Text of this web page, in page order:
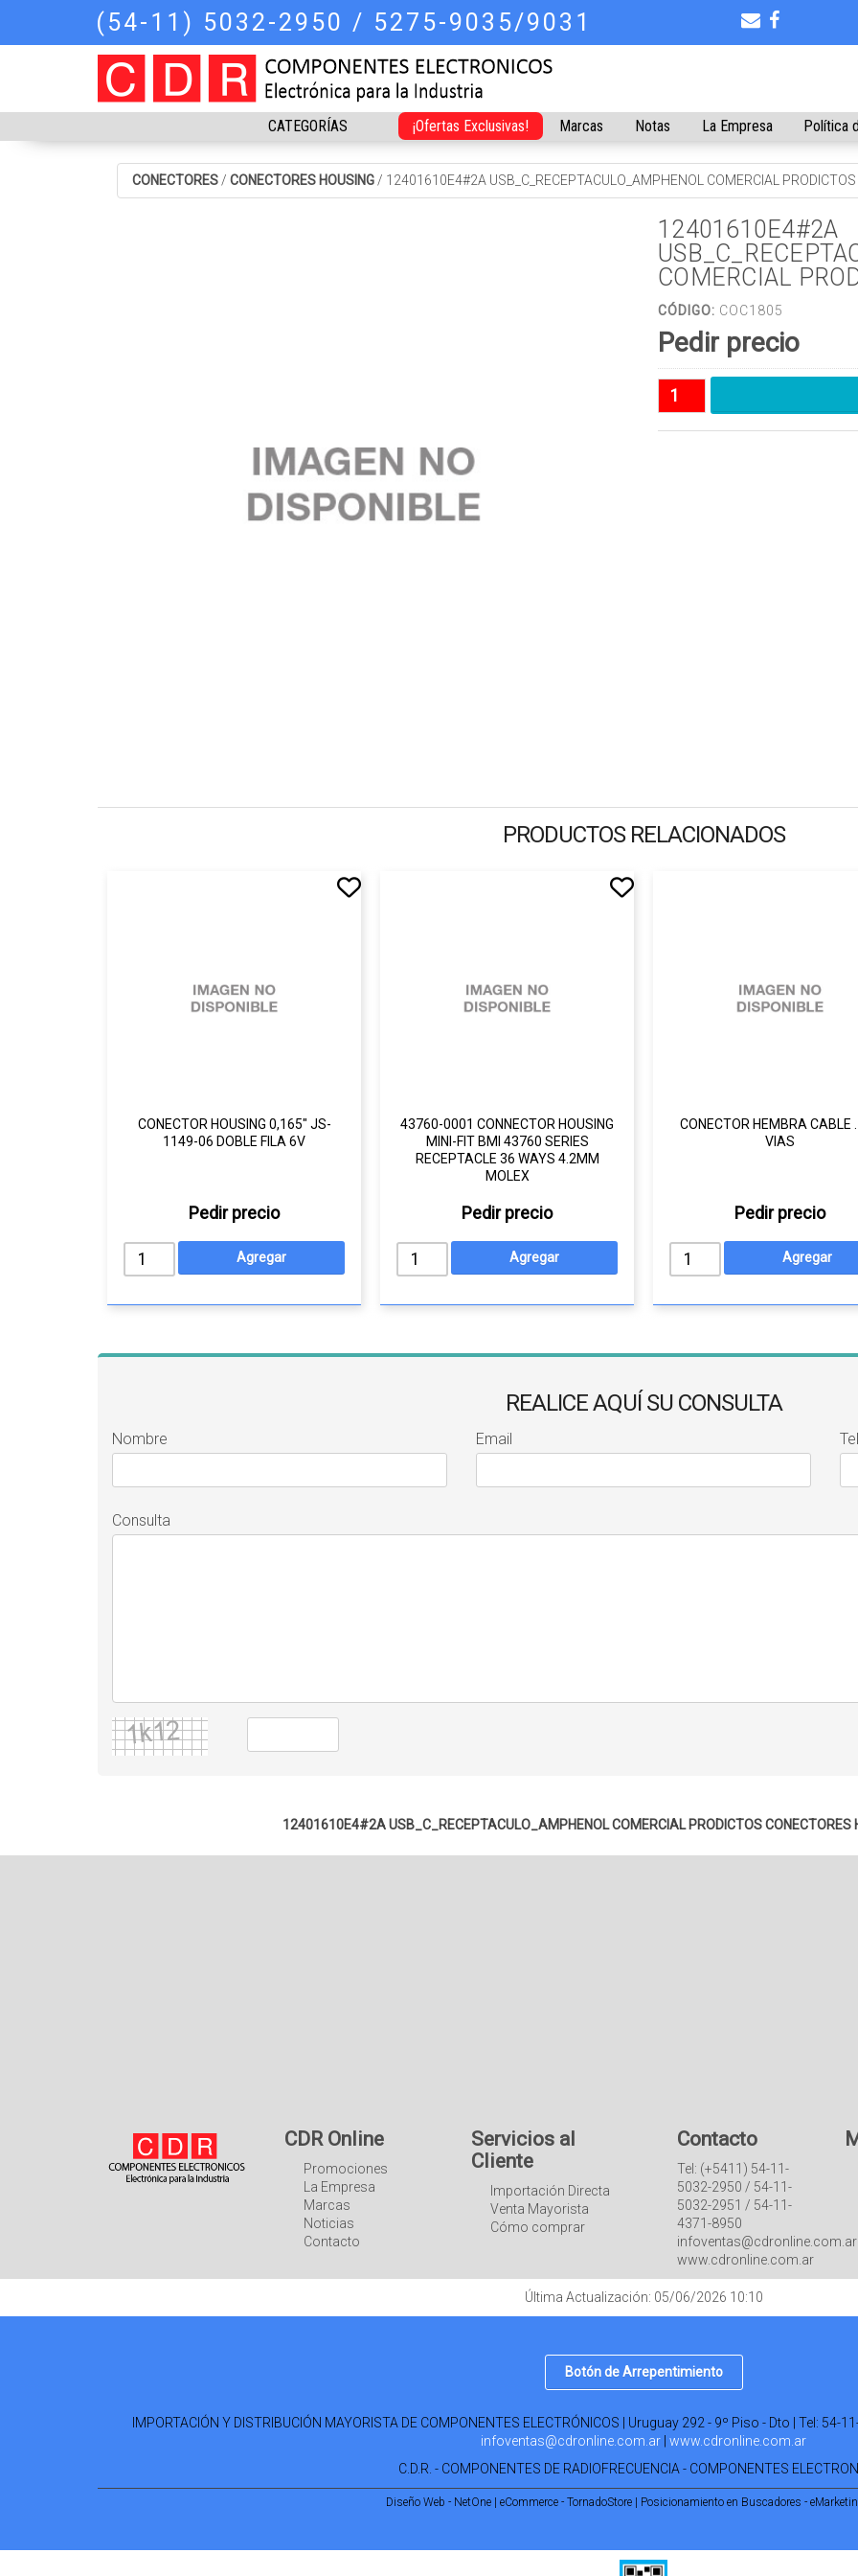
(54-11) 5032-2950 / 5275-9035/9031
CATEGORÍAS ¡Ofertas Exclusivas! Marcas Notas La Empresa Política
CONECTORES / CONECTORES HOUSING / 12401610E4#2A USB_C_RECEPTACULO_AMPHENOL COMERCIAL PRODICTOS
12401610E4#2A
COMERCIAL
CÓDIGO: COC1805
Pedir precio
PRODUCTOS RELACIONADOS
CONECTOR HOUSING 0,165" JS-
1149-06 DOBLE FILA 6V
Pedir precio
43760-0001 CONNECTOR HOUSING
MINI-FIT BMI 43760 SERIES
RECEPTACLE 36 WAYS 4.2MM
MOLEX
Pedir precio
CONECTOR HEMBRA CABLE
VIAS
Pedir precio
REALICE AQUÍ SU CONSULTA
Nombre Email
Consulta
12401610E4#2A USB_C_RECEPTACULO_AMPHENOL COMERCIAL PRODICTOSCONECTORES
CDR Online
Promociones
La Empresa
Marcas
Noticias
Contacto
Servicios al
Cliente
Importación Directa
Venta Mayorista
Cómo comprar
Contacto
Tel: (+5411) 54-11-
5032-2950 / 54-11-
5032-2951 / 54-11-
4371-8950
infoventas@cdronline.com.ar
www.cdronline.com.ar
Última Actualización: 05/06/2026 10:10
Botón de Arrepentimiento
IMPORTACIÓN Y DISTRIBUCIÓN MAYORISTA DE COMPONENTES ELECTRÓNICOS | Uruguay 292 - 9º Piso - Dto | Tel: 54-
infoventas@cdronline.com.ar www.cdronline.com.ar
C.D.R. - COMPONENTES DE RADIOFRECUENCIA - COMPONENTES
Diseño Web - NetOne| eCommerce - TornadoStore| Posicionamiento en Buscadores -